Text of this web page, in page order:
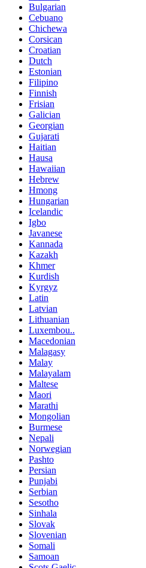
Bulgarian
Cebuano
Chichewa
Corsican
Croatian
Dutch
Estonian
Filipino
Finnish
Frisian
Galician
Georgian
Gujarati
Haitian
Hausa
Hawaiian
Hebrew
Hmong
Hungarian
Icelandic
Igbo
Javanese
Kannada
Kazakh
Khmer
Kurdish
Kyrgyz
Latin
Latvian
Lithuanian
Luxembou..
Macedonian
Malagasy
Malay
Malayalam
Maltese
Maori
Marathi
Mongolian
Burmese
Nepali
Norwegian
Pashto
Persian
Punjabi
Serbian
Sesotho
Sinhala
Slovak
Slovenian
Somali
Samoan